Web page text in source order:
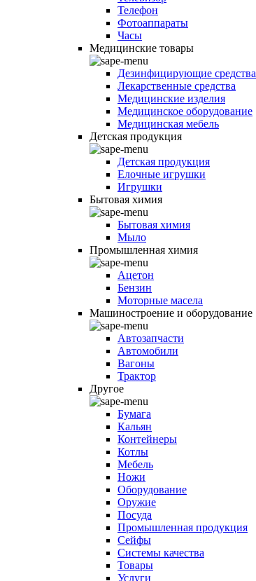
Телефон
Фотоаппараты
Часы
Медицинские товары
Дезинфицирующие средства
Лекарственные средства
Медицинские изделия
Медицинское оборудование
Медицинская мебель
Детская продукция
Детская продукция
Елочные игрушки
Игрушки
Бытовая химия
Бытовая химия
Мыло
Промышленная химия
Ацетон
Бензин
Моторные масела
Машиностроение и оборудование
Автозапчасти
Автомобили
Вагоны
Трактор
Другое
Бумага
Кальян
Контейнеры
Котлы
Мебель
Ножи
Оборудование
Оружие
Посуда
Промышленная продукция
Сейфы
Системы качества
Товары
Услуги